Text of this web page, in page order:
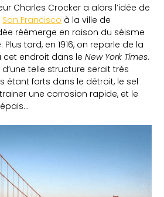
Charles Crocker a alors l’idée de
San Francisco à la ville de
réémerge en raison du séisme
tard, en 1916, on reparle de la
cet endroit dans leNew York Times.
telle structure serait très
étant forts dans le détroit, le sel
une corrosion rapide, et le